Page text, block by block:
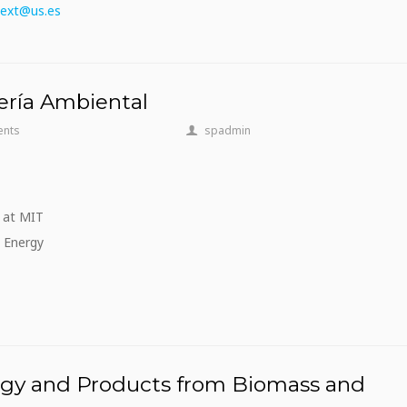
Ambiental
spadmin
at MIT
Energy
and Products from Biomass and